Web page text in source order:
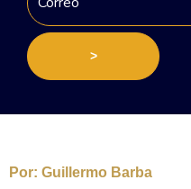
>
Por: Guillermo Barba